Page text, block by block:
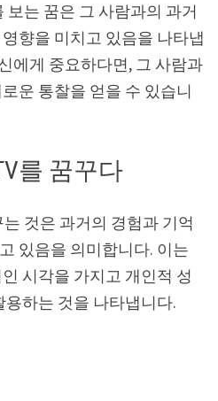
보는 꿈은 그 사람과의 과거
향을 미치고 있음을 나타냅
에게 중요하다면, 그 사람과
운 통찰을 얻을 수 있습니
를 꿈꾸다
것은 과거의 경험과 기억
있음을 의미합니다. 이는
시각을 가지고 개인적 성
하는 것을 나타냅니다.